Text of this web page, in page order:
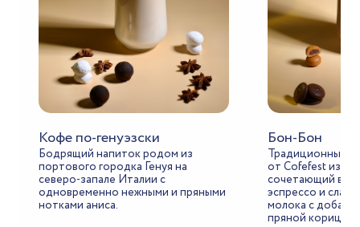
Кофе по-генуэзски
Бодрящий напиток родом из
портового городка Генуя на
северо-запале Италии с
одновременно нежными и пряными
нотками аниса.
Бон-Бон
Традиционный
от Cofefest из
сочетающий в
эспрессо и
молока с
пряной корицы.